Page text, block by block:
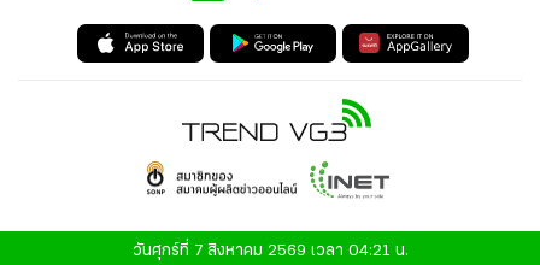
วันศุกร์ที่ 7 สิงหาคม 2569 เวลา 04:21 น.